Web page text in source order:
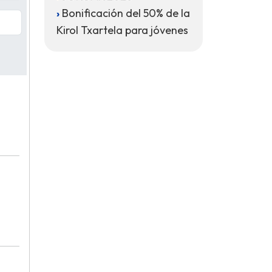
Bonificación del 50% de la
Kirol Txartela para jóvenes